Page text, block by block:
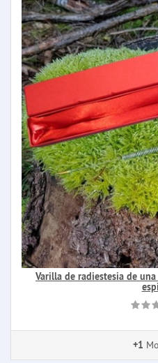
Varilla de radiestesia de
+1